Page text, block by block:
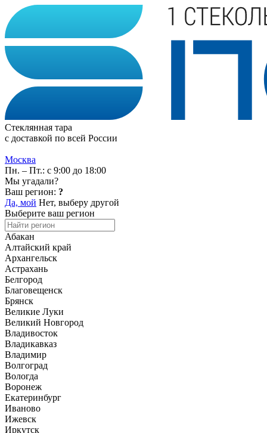
Стеклянная тара
с доставкой по всей России
Москва
Пн. – Пт.: с 9:00 до 18:00
Мы угадали?
Ваш регион: ?
Да, мой Нет, выберу другой
Выберите ваш регион
Абакан
Алтайский край
Архангельск
Астрахань
Белгород
Благовещенск
Брянск
Великие Луки
Великий Новгород
Владивосток
Владикавказ
Владимир
Волгоград
Вологда
Воронеж
Екатеринбург
Иваново
Ижевск
Иркутск